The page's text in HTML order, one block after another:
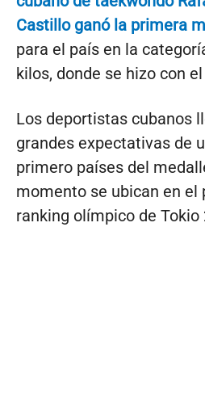
Castillo ganó la primera
para el país en la
kilos, donde se hizo con
Los deportistas cubanos
grandes expectativas de
primero países del
momento se ubican en el
ranking olímpico de Tokio